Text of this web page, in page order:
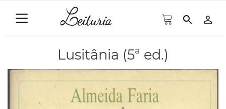
search person_outline
Lusitânia (5ª ed.)